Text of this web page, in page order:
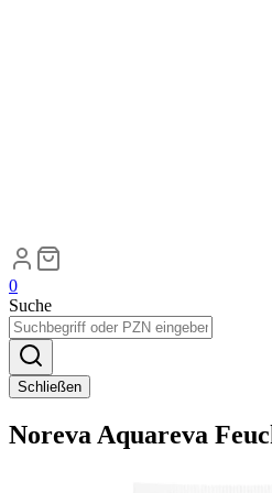
0
Suche
Schließen
Noreva Aquareva